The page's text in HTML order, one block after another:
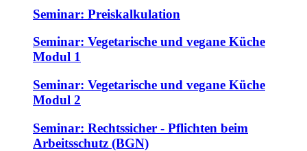
Seminar: Preiskalkulation
Seminar: Vegetarische und vegane Küche
Modul 1
Seminar: Vegetarische und vegane Küche
Modul 2
Seminar: Rechtssicher - Pflichten beim
Arbeitsschutz (BGN)